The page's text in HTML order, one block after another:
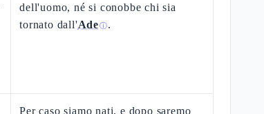
dell'uomo, né si conobbe chi sia
tornato dall'Adeⓘ.
Per caso siamo nati, e dopo saremo